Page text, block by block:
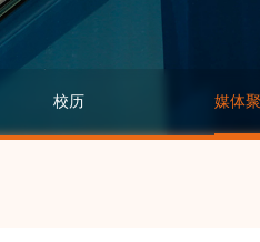
校历 媒体